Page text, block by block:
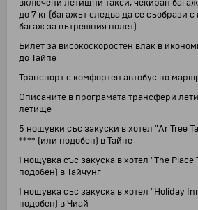
включени летищни такси, чекиран
до 7 кг (багажът следва да се съобрази с
багаж за вътрешния полет)
Билет за високоскоростен влак в
до Тайпе
Транспорт с комфортен автобус по
Описаните в програмата трансфери
летище
5 нощувки със закуски в хотел "Ar Tree
**** (или подобен) в Тайпе
1 нощувка със закуска в хотел "The
подобен) в Тайчунг
1 нощувка със закуска в хотел "Holiday
подобен) в Чиай